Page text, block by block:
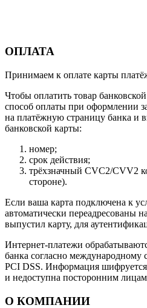
ОПЛАТА
Принимаем к оплате карты
Чтобы оплатить товар
способ оплаты при оформлении
на платёжную страницу банка и
банковской карты:
номер;
срок действия;
трёхзначный CVC2/CVV2
стороне).
Если ваша карта подключена к
автоматически переадресованы
выпустил карту, для
Интернет-платежи
банка согласно международному
PCI DSS. Информация
и недоступна посторонним
О КОМПАНИИ